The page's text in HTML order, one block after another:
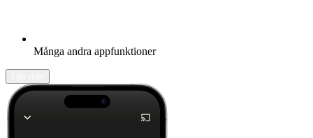
Många andra appfunktioner